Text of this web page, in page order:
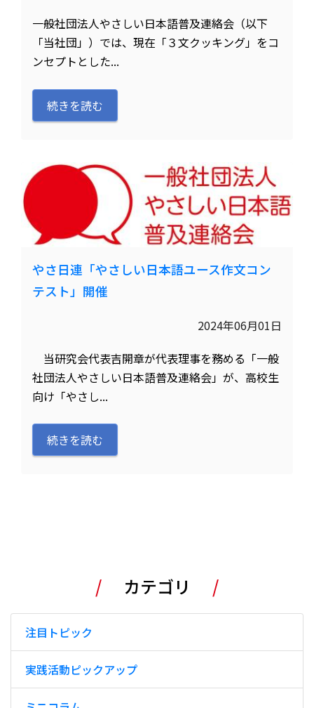
一般社団法人やさしい日本語普及連絡会（以下
「当社団」）では、現在「３文クッキング」をコ
ンセプトとした...
続きを読む
やさ日連「やさしい日本語ユース作文コン
テスト」開催
2024年06月01日
当研究会代表吉開章が代表理事を務める「一般
社団法人やさしい日本語普及連絡会」が、高校生
向け「やさし...
続きを読む
カテゴリ
注目トピック
実践活動ピックアップ